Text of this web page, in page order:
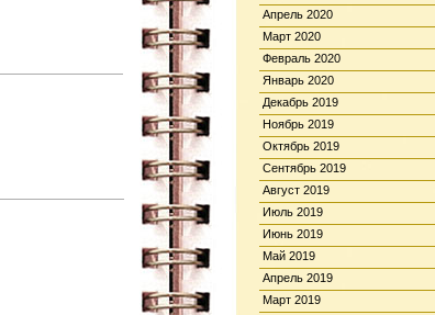
Апрель 2020
Март 2020
Февраль 2020
Январь 2020
Декабрь 2019
Ноябрь 2019
Октябрь 2019
Сентябрь 2019
Август 2019
Июль 2019
Июнь 2019
Май 2019
Апрель 2019
Март 2019